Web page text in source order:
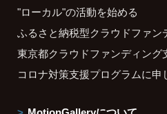
"ローカル"の活動を始める
ふるさと納税型クラウドファン
東京都クラウドファンディング
コロナ対策支援プログラムに申